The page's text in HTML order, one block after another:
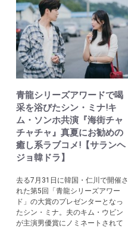
青龍シリーズアワードで喝
采を浴びたシン・ミナ!キ
ム・ソンホ共演『海街チャ
チャチャ』真夏にお勧めの
癒し系ラブコメ!【サランヘ
ジョ韓ドラ】
去る7月31日に韓国・仁川で開催さ
れた第5回「青龍シリーズアワー
ド」の大賞のプレゼンターとなっ
たシン・ミナ。夫のキム・ウビン
が主演男優賞にノミネートされて